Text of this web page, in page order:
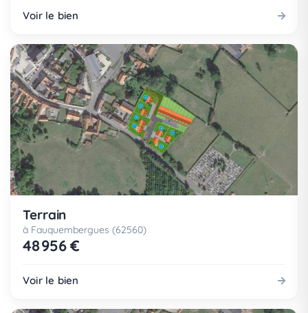
Voir le bien
Terrain
à Fauquembergues (62560)
48 956 €
Voir le bien